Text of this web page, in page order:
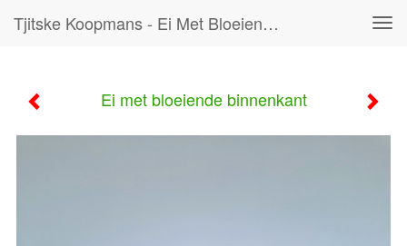
Tjitske Koopmans - Ei Met Bloeiende Binnenkant
Ei met bloeiende binnenkant